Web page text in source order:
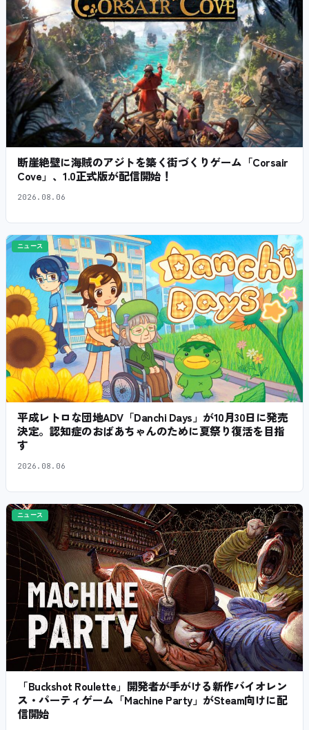
断崖絶壁に海賊のアジトを築く街づくりゲーム「Corsair
Cove」、1.0正式版が配信開始！
2026.08.06
ニュース
平成レトロな団地ADV「Danchi Days」が10月30日に発売
決定。認知症のおばあちゃんのために夏祭り復活を目指
す
2026.08.06
ニュース
「Buckshot Roulette」開発者が手がける新作バイオレン
ス・パーティゲーム「Machine Party」がSteam向けに配
信開始